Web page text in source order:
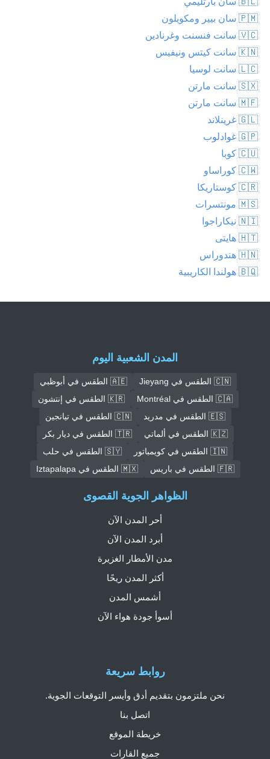
🇵🇲 سان بيير ومكويلون
🇻🇨 سانت فنسنت وغرنادين
🇰🇳 سانت كيتس ونيفيس
🇱🇨 سانت لوسيا
🇸🇽 سانت مارتن
🇲🇫 سانت مارتن
🇬🇱 غرينلاند
🇬🇵 غوادلوب
🇨🇺 كوبا
🇨🇼 كوراساو
🇨🇷 كوستاريكا
🇲🇸 مونتسرات
🇳🇮 نيكاراجوا
🇭🇹 هايتى
🇭🇳 هندوراس
🇧🇶 هولندا الكاريبية
المدن الشعبية اليوم
🇨🇳 الطقس في Jieyang
🇦🇪 الطقس في أبوظبي
🇨🇦 الطقس في Montréal
🇰🇷 الطقس في إنتشون
🇪🇸 الطقس في مدريد
🇨🇳 الطقس في تيانجين
🇰🇿 الطقس في ألماتي
🇹🇷 الطقس في ديار بكر
🇮🇳 الطقس في كويمباتور
🇸🇾 الطقس في حلب
🇫🇷 الطقس في باريس
🇲🇽 الطقس في Iztapalapa
روابط سريعة
نحن ملتزمون بتقديم أدق وأيسر التوقعات الجوية.
اتصل بنا
خريطة الموقع
جميع القارات
الظواهر الجوية القصوى
أحر المدن الآن
أبرد المدن الآن
مدن الأمطار الغزيرة
أكثر المدن ريحًا
أشمس المدن
أسوأ جودة هواء الآن